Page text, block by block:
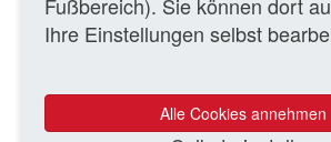
Volksabstimmung: Eindeutiges
Ihre Einstellungen selbst
Alle Cookies annehmen